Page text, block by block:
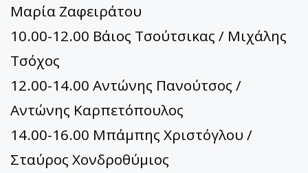
Μαρία Ζαφειράτου
10.00-12.00 Βάιος Τσούτσικας / Μιχάλης
Τσόχος
12.00-14.00 Αντώνης Πανούτσος /
Αντώνης Καρπετόπουλος
14.00-16.00 Μπάμπης Χριστόγλου /
Σταύρος Χονδροθύμιος